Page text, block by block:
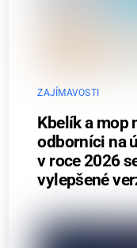
ZAJÍMAVOSTI
Kbelík a mop
odborníci na
v roce 2026
vylepšené